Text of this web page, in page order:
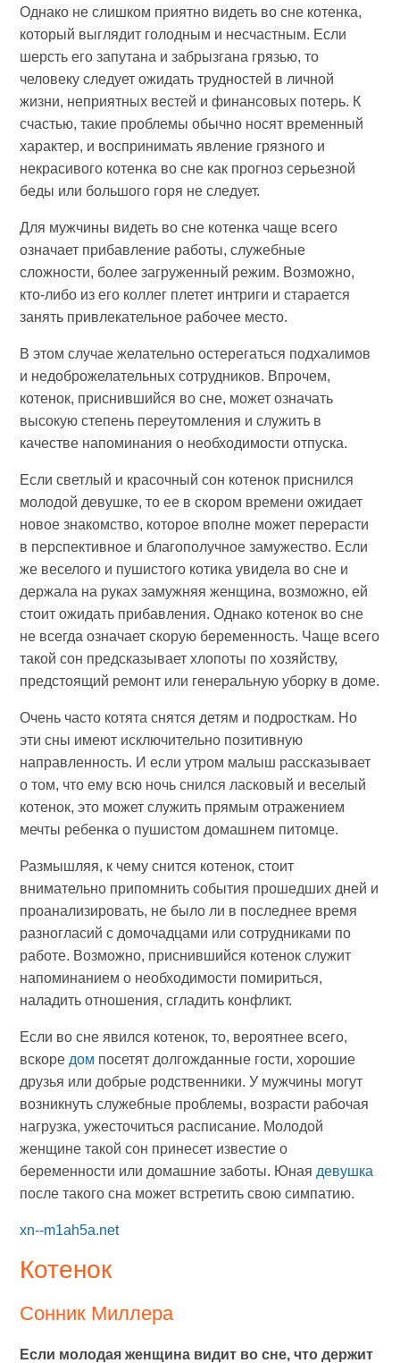
Однако не слишком приятно видеть во сне котенка,
который выглядит голодным и несчастным. Если
шерсть его запутана и забрызгана грязью, то
человеку следует ожидать трудностей в личной
жизни, неприятных вестей и финансовых потерь. К
счастью, такие проблемы обычно носят временный
характер, и воспринимать явление грязного и
некрасивого котенка во сне как прогноз серьезной
беды или большого горя не следует.
Для мужчины видеть во сне котенка чаще всего
означает прибавление работы, служебные
сложности, более загруженный режим. Возможно,
кто-либо из его коллег плетет интриги и старается
занять привлекательное рабочее место.
В этом случае желательно остерегаться подхалимов
и недоброжелательных сотрудников. Впрочем,
котенок, приснившийся во сне, может означать
высокую степень переутомления и служить в
качестве напоминания о необходимости отпуска.
Если светлый и красочный сон котенок приснился
молодой девушке, то ее в скором времени ожидает
новое знакомство, которое вполне может перерасти
в перспективное и благополучное замужество. Если
же веселого и пушистого котика увидела во сне и
держала на руках замужняя женщина, возможно, ей
стоит ожидать прибавления. Однако котенок во сне
не всегда означает скорую беременность. Чаще всего
такой сон предсказывает хлопоты по хозяйству,
предстоящий ремонт или генеральную уборку в доме.
Очень часто котята снятся детям и подросткам. Но
эти сны имеют исключительно позитивную
направленность. И если утром малыш рассказывает
о том, что ему всю ночь снился ласковый и веселый
котенок, это может служить прямым отражением
мечты ребенка о пушистом домашнем питомце.
Размышляя, к чему снится котенок, стоит
внимательно припомнить события прошедших дней и
проанализировать, не было ли в последнее время
разногласий с домочадцами или сотрудниками по
работе. Возможно, приснившийся котенок служит
напоминанием о необходимости помириться,
наладить отношения, сгладить конфликт.
Если во сне явился котенок, то, вероятнее всего,
вскоре дом посетят долгожданные гости, хорошие
друзья или добрые родственники. У мужчины могут
возникнуть служебные проблемы, возрасти рабочая
нагрузка, ужесточиться расписание. Молодой
женщине такой сон принесет известие о
беременности или домашние заботы. Юная девушка
после такого сна может встретить свою симпатию.
xn--m1ah5a.net
Котенок
Сонник Миллера
Если молодая женщина видит во сне, что держит